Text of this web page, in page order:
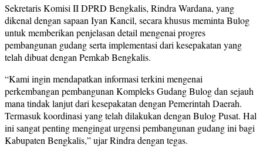
Sekretaris Komisi II DPRD Bengkalis, Rindra Wardana, yang
dikenal dengan sapaan Iyan Kancil, secara khusus meminta Bulog
untuk memberikan penjelasan detail mengenai progres
pembangunan gudang serta implementasi dari kesepakatan yang
telah dibuat dengan Pemkab Bengkalis.
“Kami ingin mendapatkan informasi terkini mengenai
perkembangan pembangunan Kompleks Gudang Bulog dan sejauh
mana tindak lanjut dari kesepakatan dengan Pemerintah Daerah.
Termasuk koordinasi yang telah dilakukan dengan Bulog Pusat. Hal
ini sangat penting mengingat urgensi pembangunan gudang ini bagi
Kabupaten Bengkalis,” ujar Rindra dengan tegas.